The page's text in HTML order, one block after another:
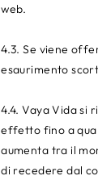
web.
4.3. Se viene
esaurimento
4.4. Vaya Vida si
effetto fino a
aumenta tra il
di recedere dal